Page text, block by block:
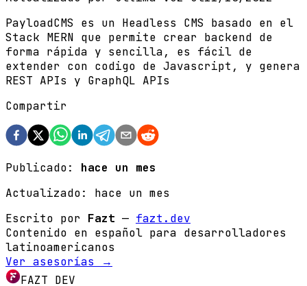
PayloadCMS es un Headless CMS basado en el
Stack MERN que permite crear backend de
forma rápida y sencilla, es fácil de
extender con codigo de Javascript, y genera
REST APIs y GraphQL APIs
Compartir
Publicado:
hace un mes
Actualizado: hace un mes
Escrito por Fazt — fazt.dev
Contenido en español para desarrolladores
latinoamericanos
Ver asesorías →
FAZT DEV